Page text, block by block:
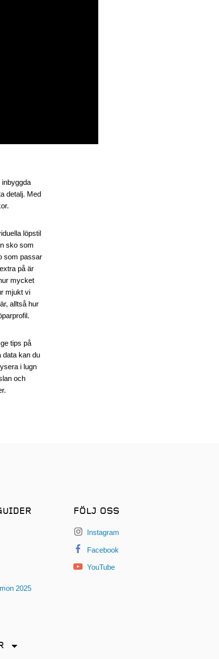
detalj. Med
löpstil
sko som
som passar
på är
mycket
mjukt vi
alltså hur
tips på
data kan du
i lugn
och
2025
FÖLJ OSS
Instagram
Facebook
YouTube